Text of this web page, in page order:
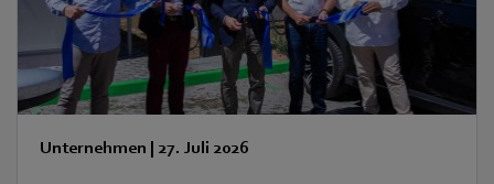
Unternehmen | 27. Juli 2026